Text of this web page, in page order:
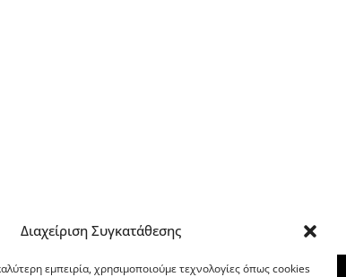
Διαχείριση Συγκατάθεσης
εμπειρία, χρησιμοποιούμε τεχνολογίες όπως cookies